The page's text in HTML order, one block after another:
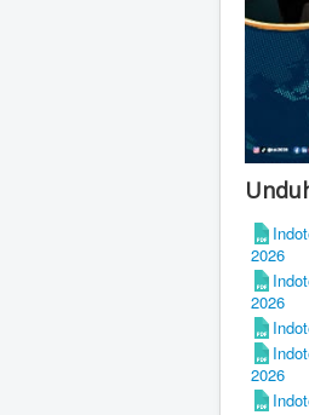
2026
2026
2026